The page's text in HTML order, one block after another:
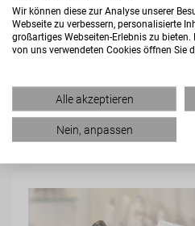
- vom klassischen
Marinade
Hergestellt aus
Abgepackt in
Motivierte und
Wir können diese zur Analyse unserer
Webseite zu verbessern, personalisierte
großartiges Webseiten-Erlebnis zu
von uns verwendeten Cookies öffnen Sie
Alle akzeptieren
Nein, anpassen